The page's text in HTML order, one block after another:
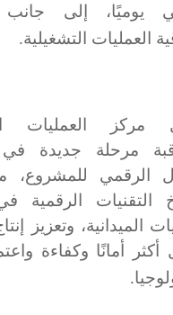
يوميًا، إلى
العمليات التشغيلية.
مركز العمليات
مرحلة جديدة
الرقمي للمشروع،
التقنيات الرقمية
الميدانية، وتعزيز
أمانًا وكفاءة
.